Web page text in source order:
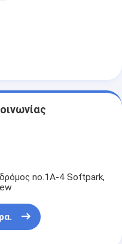
γυαλιού
αργιλίου
no.1A-4 Softpark,